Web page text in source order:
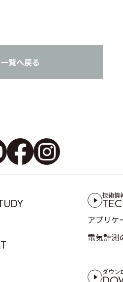
一覧へ戻る
技術情
アプリケ
電気計測
ダウン